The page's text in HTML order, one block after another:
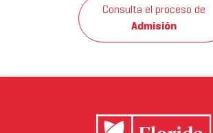
Consulta el proceso de
Admisión